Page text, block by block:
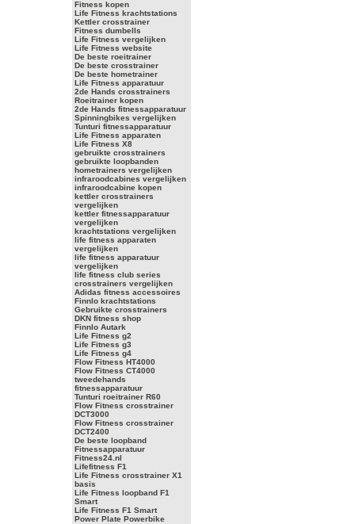
Fitness kopen
Life Fitness krachtstations
Kettler crosstrainer
Fitness dumbells
Life Fitness vergelijken
Life Fitness website
De beste roeitrainer
De beste crosstrainer
De beste hometrainer
Life Fitness apparatuur
2de Hands crosstrainers
Roeitrainer kopen
2de Hands fitnessapparatuur
Spinningbikes vergelijken
Tunturi fitnessapparatuur
Life Fitness apparaten
Life Fitness X8
gebruikte crosstrainers
gebruikte loopbanden
hometrainers vergelijken
infraroodcabines vergelijken
infraroodcabine kopen
kettler crosstrainers
vergelijken
kettler fitnessapparatuur
vergelijken
krachtstations vergelijken
life fitness apparaten
vergelijken
life fitness apparatuur
vergelijken
life fitness club series
crosstrainers vergelijken
Adidas fitness accessoires
Finnlo krachtstations
Gebruikte crosstrainers
DKN fitness shop
Finnlo Autark
Life Fitness g2
Life Fitness g3
Life Fitness g4
Flow Fitness HT4000
Flow Fitness CT4000
tweedehands
fitnessapparatuur
Tunturi roeitrainer R60
Flow Fitness crosstrainer
DCT3000
Flow Fitness crosstrainer
DCT2400
De beste loopband
Fitnessapparatuur
Fitness24.nl
Lifefitness F1
Life Fitness crosstrainer X1
basis
Life Fitness loopband F1
Smart
Life Fitness F1 Smart
Power Plate Powerbike